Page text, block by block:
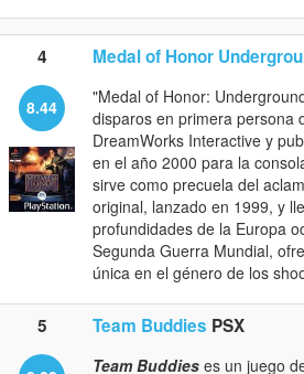
4 Medal of Honor
8.44
"Medal of Honor:
disparos en primera persona
DreamWorks Interactive y
en el año 2000 para la
sirve como precuela del
original, lanzado en 1999, y
profundidades de la Europa
Segunda Guerra Mundial,
única en el género de los
5 Team Buddies PSX
Team Buddies es un juego